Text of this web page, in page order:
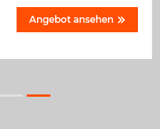
Angebot ansehen